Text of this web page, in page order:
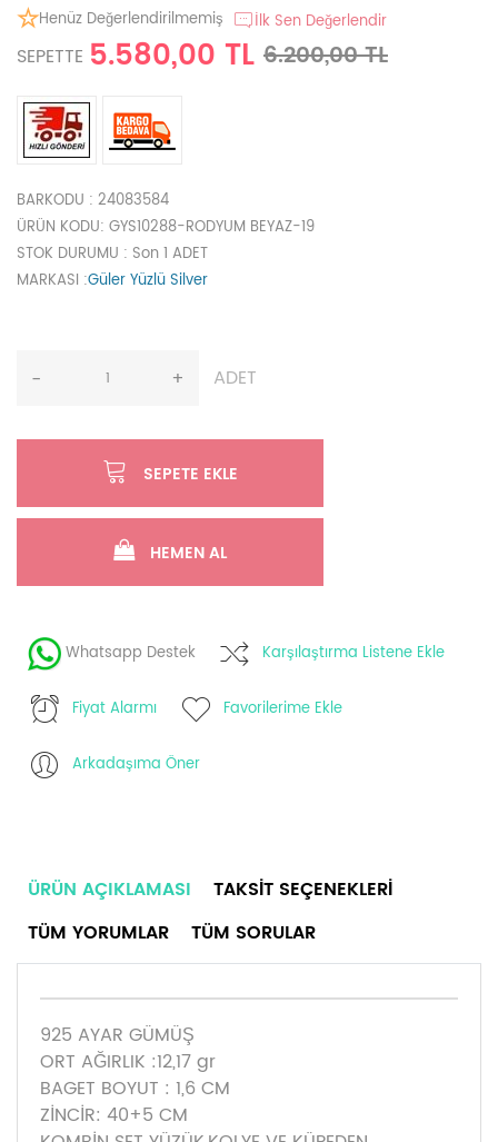
Henüz Değerlendirilmemiş İlk Sen Değerlendir
SEPETTE 5.580,00 TL 6.200,00 TL
BARKODU : 24083584
ÜRÜN KODU: GYS10288-RODYUM BEYAZ-19
STOK DURUMU : Son 1 ADET
MARKASI :Güler Yüzlü Silver
- + ADET
SEPETE EKLE
HEMEN AL
Whatsapp Destek Karşılaştırma Listene Ekle
Fiyat Alarmı Favorilerime Ekle
Arkadaşıma Öner
ÜRÜN AÇIKLAMASI
TAKSIT SEÇENEKLERI
TÜM YORUMLAR
TÜM SORULAR
925 AYAR GÜMÜŞ
ORT AĞIRLIK :12,17 gr
BAGET BOYUT : 1,6 CM
ZİNCİR: 40+5 CM